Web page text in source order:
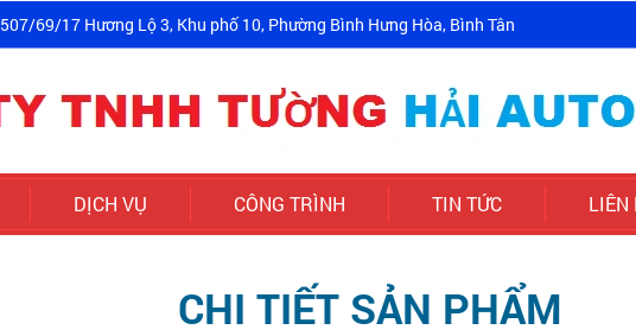
507/69/17 Hương Lộ 3, Khu phố 10, Phường Bình Hưng Hòa, Bình Tân
DỊCH VỤ CÔNG TRÌNH TIN TỨC LIÊN
CHI TIẾT SẢN PHẨM